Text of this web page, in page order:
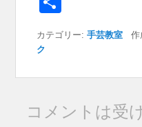
e
o
a
有
カテゴリー:手芸教室 作
ク
コメントは受